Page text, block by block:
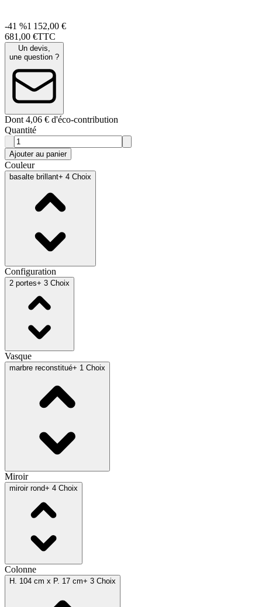
-41 %1 152,00 €
681 ,00 €TTC
Un devis,
une question ?
Dont 4,06 € d'éco-contribution
Quantité
Ajouter au panier
Couleur
basalte brillant+ 4 Choix
Configuration
2 portes+ 3 Choix
Vasque
marbre reconstitué+ 1 Choix
Miroir
miroir rond+ 4 Choix
Colonne
H. 104 cm x P. 17 cm+ 3 Choix